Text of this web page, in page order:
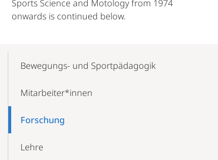
Sports Science and Motology from 1974
onwards is continued below.
NavigationBewegungs- und Sportpädagogik
Mitarbeiter*innen
Forschung
Lehre